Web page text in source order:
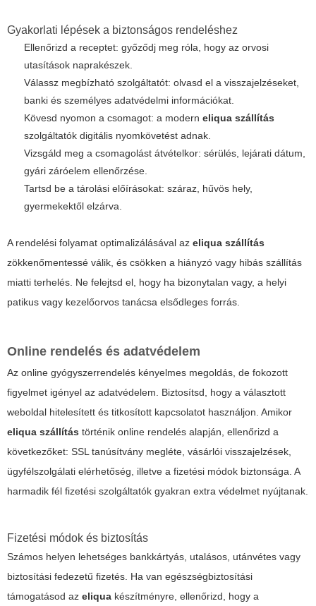
Gyakorlati lépések a biztonságos rendeléshez
Ellenőrizd a receptet: győződj meg róla, hogy az orvosi
utasítások naprakészek.
Válassz megbízható szolgáltatót: olvasd el a visszajelzéseket,
banki és személyes adatvédelmi információkat.
Kövesd nyomon a csomagot: a modern eliqua szállítás
szolgáltatók digitális nyomkövetést adnak.
Vizsgáld meg a csomagolást átvételkor: sérülés, lejárati dátum,
gyári záróelem ellenőrzése.
Tartsd be a tárolási előírásokat: száraz, hűvös hely,
gyermekektől elzárva.
A rendelési folyamat optimalizálásával az eliqua szállítás
zökkenőmentessé válik, és csökken a hiányzó vagy hibás szállítás
miatti terhelés. Ne felejtsd el, hogy ha bizonytalan vagy, a helyi
patikus vagy kezelőorvos tanácsa elsődleges forrás.
Online rendelés és adatvédelem
Az online gyógyszerrendelés kényelmes megoldás, de fokozott
figyelmet igényel az adatvédelem. Biztosítsd, hogy a választott
weboldal hitelesített és titkosított kapcsolatot használjon. Amikor
eliqua szállítás történik online rendelés alapján, ellenőrizd a
következőket: SSL tanúsítvány megléte, vásárlói visszajelzések,
ügyfélszolgálati elérhetőség, illetve a fizetési módok biztonsága. A
harmadik fél fizetési szolgáltatók gyakran extra védelmet nyújtanak.
Fizetési módok és biztosítás
Számos helyen lehetséges bankkártyás, utalásos, utánvétes vagy
biztosítási fedezetű fizetés. Ha van egészségbiztosítási
támogatásod az eliqua készítményre, ellenőrizd, hogy a